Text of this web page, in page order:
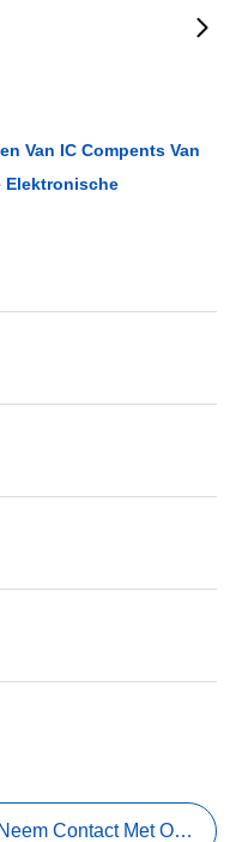
Van IC Compents Van
Elektronische
Neem Contact Met Ons Op